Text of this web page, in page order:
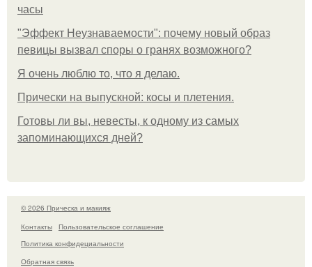
часы
"Эффект Неузнаваемости": почему новый образ
певицы вызвал споры о гранях возможного?
Я очень люблю то, что я делаю.
Прически на выпускной: косы и плетения.
Готовы ли вы, невесты, к одному из самых
запоминающихся дней?
© 2026 Прическа и макияж
Контакты
Пользовательское соглашение
Политика конфидециальности
Обратная связь